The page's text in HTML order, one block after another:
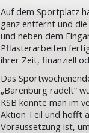
Auf dem Sportplatz
ganz entfernt und
und neben dem
Pflasterarbeiten
ihrer Zeit, finanziell
Das
„Barenburg radelt“
KSB konnte man im
Aktion Teil und hofft
Voraussetzung ist,